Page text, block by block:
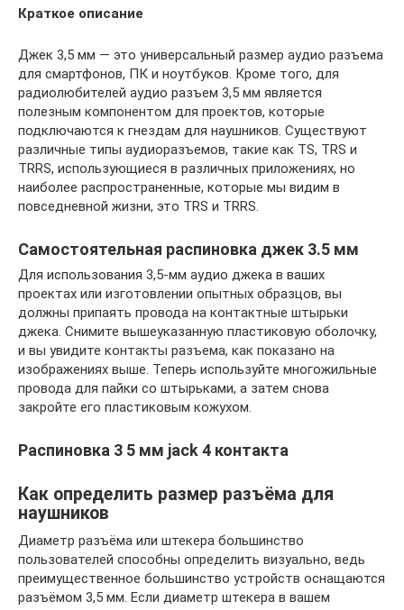
Краткое описание
Джек 3,5 мм — это универсальный размер аудио разъема
для смартфонов, ПК и ноутбуков. Кроме того, для
радиолюбителей аудио разъем 3,5 мм является
полезным компонентом для проектов, которые
подключаются к гнездам для наушников. Существуют
различные типы аудиоразъемов, такие как TS, TRS и
TRRS, использующиеся в различных приложениях, но
наиболее распространенные, которые мы видим в
повседневной жизни, это TRS и TRRS.
Самостоятельная распиновка джек 3.5 мм
Для использования 3,5-мм аудио джека в ваших
проектах или изготовлении опытных образцов, вы
должны припаять провода на контактные штырьки
джека. Снимите вышеуказанную пластиковую оболочку,
и вы увидите контакты разъема, как показано на
изображениях выше. Теперь используйте многожильные
провода для пайки со штырьками, а затем снова
закройте его пластиковым кожухом.
Распиновка 3 5 мм jack 4 контакта
Как определить размер разъёма для
наушников
Диаметр разъёма или штекера большинство
пользователей способны определить визуально, ведь
преимущественное большинство устройств оснащаются
разъёмом 3,5 мм. Если диаметр штекера в вашем